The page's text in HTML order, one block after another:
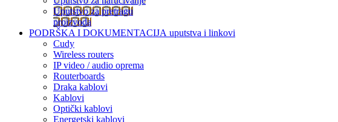
Uputstvo za pretragu
proizvoda
PODRŠKA I DOKUMENTACIJA uputstva i linkovi
Cudy
Wireless routers
IP video / audio oprema
Routerboards
Draka kablovi
Kablovi
Optički kablovi
Energetski kablovi